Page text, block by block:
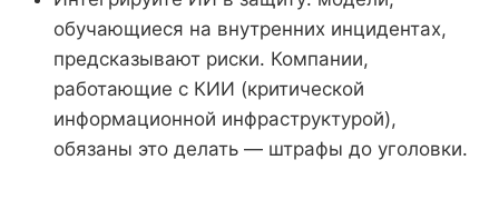
обучающиеся на внутренних инцидентах,
предсказывают риски. Компании,
работающие с КИИ (критической
информационной инфраструктурой),
обязаны это делать — штрафы до уголовки.